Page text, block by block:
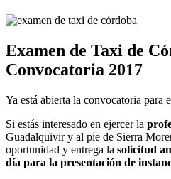
Examen de Taxi de
Convocatoria 2017
Ya está abierta la convocatoria para
Si estás interesado en ejercer la
Guadalquivir y al pie de Sierra
oportunidad y entrega la solicitud
día para la presentación de